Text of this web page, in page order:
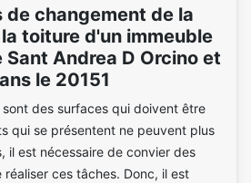
de changement de la
toiture d'un immeuble
Andrea D Orcino et
le 20151
des surfaces qui doivent être
qui se présentent ne peuvent plus
il est nécessaire de convier des
ces tâches. Donc, il est